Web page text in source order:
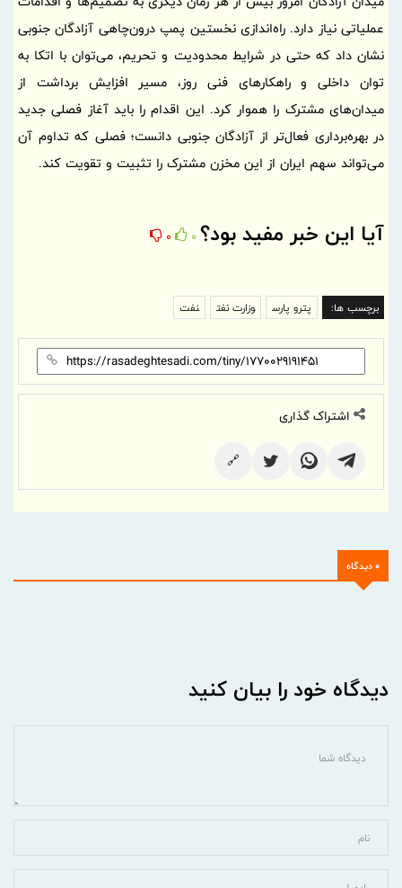
عملیاتی نیاز دارد. راه‌اندازی نخستین پمپ درون‌چاهی آزادگان جنوبی
نشان داد که حتی در شرایط محدودیت و تحریم، می‌توان با اتکا به
توان داخلی و راهکارهای فنی روز، مسیر افزایش برداشت از
میدان‌های مشترک را هموار کرد. این اقدام را باید آغاز فصلی جدید
در بهره‌برداری فعال‌تر از آزادگان جنوبی دانست؛ فصلی که تداوم آن
می‌تواند سهم ایران از این مخزن مشترک را تثبیت و تقویت کند.
آیا این خبر مفید بود؟ 0
0
برچسب ها: پترو پارس وزارت نفت نفت
اشتراک گذاری
🔗
0 دیدگاه
دیدگاه خود را بیان کنید